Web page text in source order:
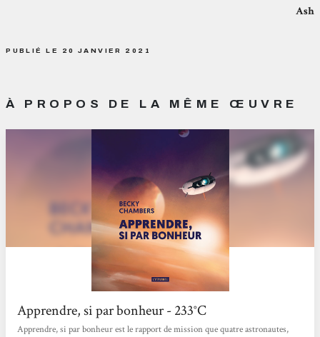
Ash
PUBLIÉ LE 20 JANVIER 2021
À PROPOS DE LA MÊME ŒUVRE
Apprendre, si par bonheur - 233°C
Apprendre, si par bonheur est le rapport de mission que quatre astronautes,